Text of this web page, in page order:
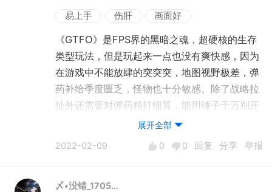
固定节目。好在现在steam上也有一些能联机的
向我推荐了GTFO，4人联机可刺激了~
现在想想，都是美好的回忆啊~虽然跟儿时的朋
友们已经各奔东西，但是每当有新的好玩的单机
游戏发售时，大家还是会在群里讨论。9月份发
售的战锤暗潮挺不错的，多人联机FPS，如果十
一回家，应该会跟朋友一起耍耍。
易上手 伤肝 画面好
《GTFO》是FPS界的黑暗之魂，超硬核的生存
类型玩法，但是玩起来一点也没有爽快感，因为
在游戏中不能放肆的突突突，地图视野极差，弹
药补给季度匮乏，怪物也十分敏感。除了战略拉
扯外还需要对弹药精打细算，能用锤子千万别开
枪，能苟就千万不要浪。对于喜欢有挑战性的玩
展开全部
2022-02-09 0 0 回复 分享 举报
〆•没错_1705…